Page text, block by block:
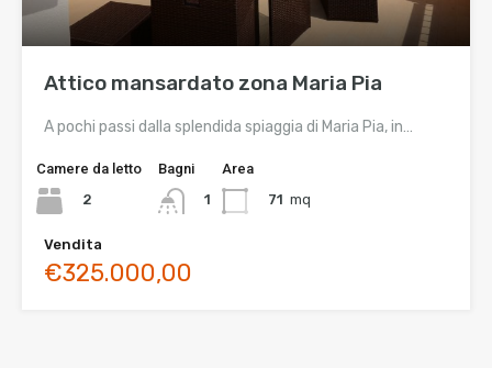
Attico mansardato zona Maria Pia
A pochi passi dalla splendida spiaggia di Maria Pia, in…
Camere da letto
2
Bagni
1
Area
71 mq
Vendita
€325.000,00